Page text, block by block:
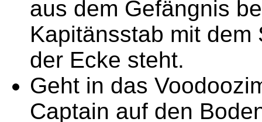
aus dem Gefängnis
Kapitänsstab mit
der Ecke steht.
Geht in das
Captain auf den